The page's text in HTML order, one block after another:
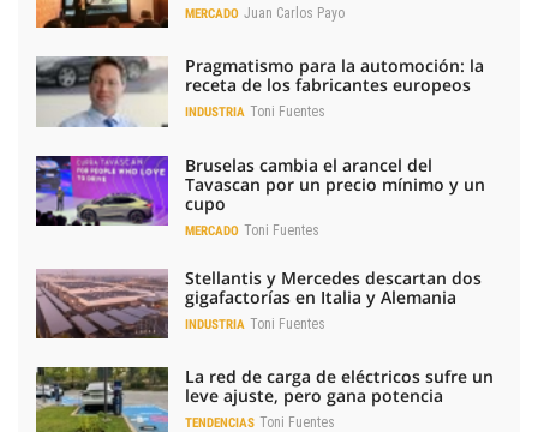
MERCADO Juan Carlos Payo
Pragmatismo para la automoción: la
receta de los fabricantes europeos
INDUSTRIA Toni Fuentes
Bruselas cambia el arancel del
Tavascan por un precio mínimo y un
cupo
MERCADO Toni Fuentes
Stellantis y Mercedes descartan dos
gigafactorías en Italia y Alemania
INDUSTRIA Toni Fuentes
La red de carga de eléctricos sufre un
leve ajuste, pero gana potencia
TENDENCIAS Toni Fuentes